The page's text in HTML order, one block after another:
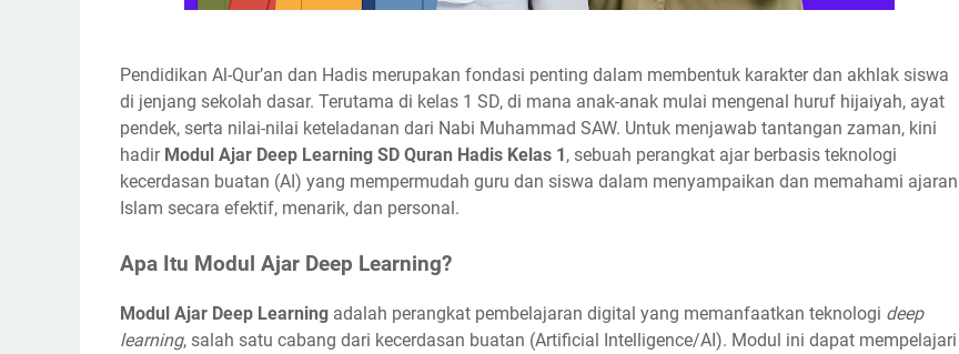
Pendidikan Al-Qur’an dan Hadis merupakan fondasi penting dalam membentuk karakter dan akhlak siswa
di jenjang sekolah dasar. Terutama di kelas 1 SD, di mana anak-anak mulai mengenal huruf hijaiyah, ayat
pendek, serta nilai-nilai keteladanan dari Nabi Muhammad SAW. Untuk menjawab tantangan zaman, kini
hadir Modul Ajar Deep Learning SD Quran Hadis Kelas 1, sebuah perangkat ajar berbasis teknologi
kecerdasan buatan (AI) yang mempermudah guru dan siswa dalam menyampaikan dan memahami ajaran
Islam secara efektif, menarik, dan personal.
Apa Itu Modul Ajar Deep Learning?
Modul Ajar Deep Learning adalah perangkat pembelajaran digital yang memanfaatkan teknologi deep
learning, salah satu cabang dari kecerdasan buatan (Artificial Intelligence/AI). Modul ini dapat mempelajari